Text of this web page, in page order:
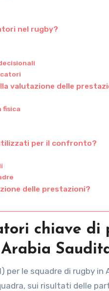
nel rugby?
valutazione delle
fisica
per il confronto?
delle prestazioni?
chiave di
per le squadre di rugby
sui risultati delle